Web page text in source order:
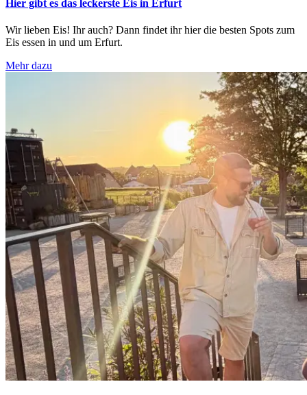
Hier gibt es das leckerste Eis in Erfurt
Wir lieben Eis! Ihr auch? Dann findet ihr hier die besten Spots zum
Eis essen in und um Erfurt.
Mehr dazu